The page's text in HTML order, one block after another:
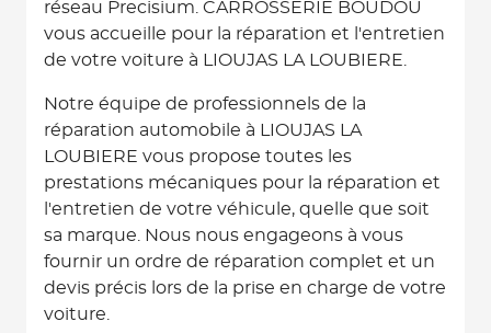
réseau Precisium. CARROSSERIE BOUDOU
vous accueille pour la réparation et l'entretien
de votre voiture à LIOUJAS LA LOUBIERE.
Notre équipe de professionnels de la
réparation automobile à LIOUJAS LA
LOUBIERE vous propose toutes les
prestations mécaniques pour la réparation et
l'entretien de votre véhicule, quelle que soit
sa marque. Nous nous engageons à vous
fournir un ordre de réparation complet et un
devis précis lors de la prise en charge de votre
voiture.